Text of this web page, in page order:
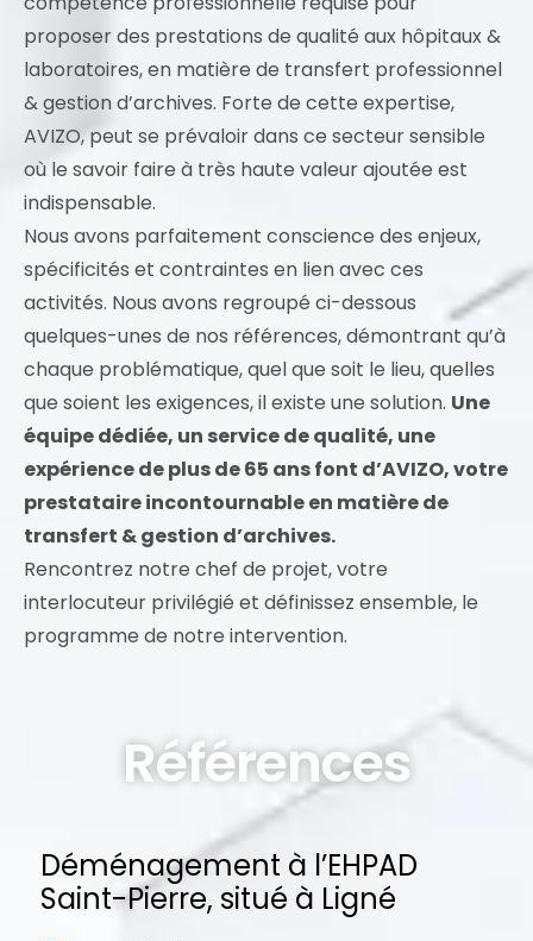
proposer des prestations de qualité aux hôpitaux &
laboratoires, en matière de transfert professionnel
& gestion d’archives. Forte de cette expertise,
AVIZO, peut se prévaloir dans ce secteur sensible
où le savoir faire à très haute valeur ajoutée est
indispensable.
Nous avons parfaitement conscience des enjeux,
spécificités et contraintes en lien avec ces
activités. Nous avons regroupé ci-dessous
quelques-unes de nos références, démontrant qu’à
chaque problématique, quel que soit le lieu, quelles
que soient les exigences, il existe une solution. Une
équipe dédiée, un service de qualité, une
expérience de plus de 65 ans font d’AVIZO, votre
prestataire incontournable en matière de
transfert & gestion d’archives.
Rencontrez notre chef de projet, votre
interlocuteur privilégié et définissez ensemble, le
programme de notre intervention.
Références
Déménagement à l’EHPAD
Saint-Pierre, situé à Ligné